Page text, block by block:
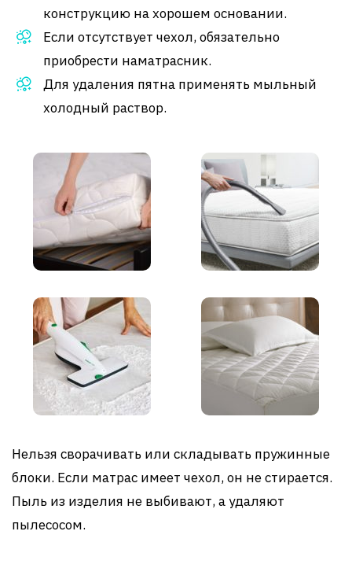
конструкцию на хорошем основании.
Если отсутствует чехол, обязательно
приобрести наматрасник.
Для удаления пятна применять мыльный
холодный раствор.
Нельзя сворачивать или складывать пружинные
блоки. Если матрас имеет чехол, он не стирается.
Пыль из изделия не выбивают, а удаляют
пылесосом.